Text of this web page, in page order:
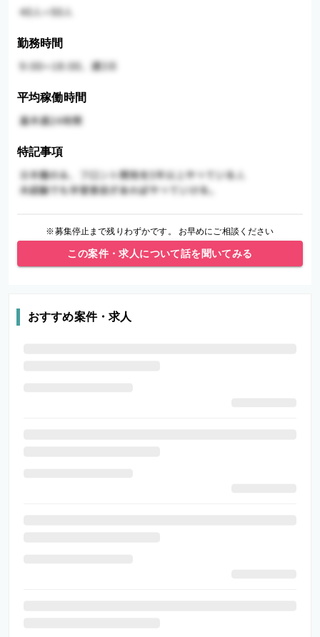
勤務時間
平均稼働時間
特記事項
※募集停止まで残りわずかです。 お早めにご相談ください
この案件・求人について話を聞いてみる
おすすめ案件・求人